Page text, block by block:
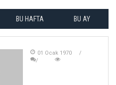
BU HAFTA BU AY
01 Ocak 1970